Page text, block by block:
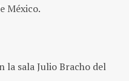
México.
la sala Julio Bracho del